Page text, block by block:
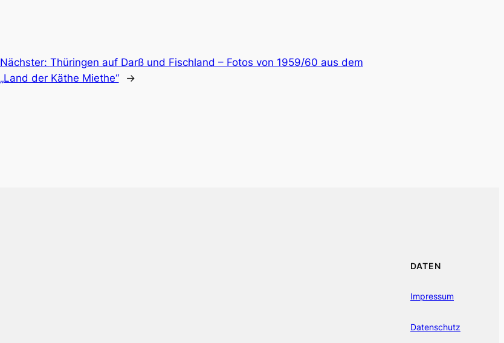
Nächster: Thüringen auf Darß und Fischland – Fotos von 1959/60 aus dem
„Land der Käthe Miethe“
→
DATEN
Impressum
Datenschutz